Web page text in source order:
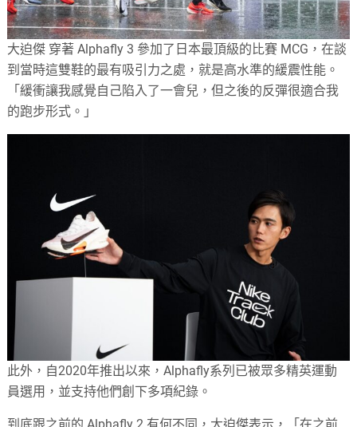
大迫傑 穿著 Alphafly 3 參加了日本最頂級的比賽 MCG，在談
到當時這雙鞋的最有吸引力之處，就是高水準的緩震性能。
「緩衝讓我感覺自己陷入了一會兒，但之後的反彈很適合我
的跑步形式。」
此外，自2020年推出以來，Alphafly系列已被眾多精英運動
員選用，並支持他們創下多項紀錄。
到底跟之前的 Alphafly 2 有何不同，大迫傑表示，「在之前